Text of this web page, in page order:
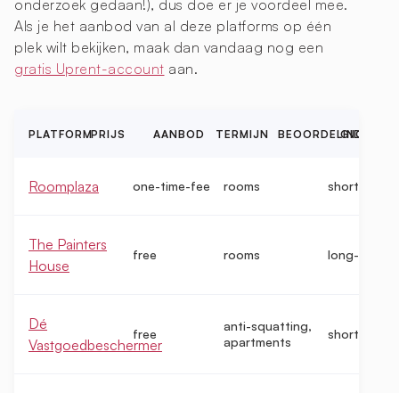
onderzoek gedaan!), dus doe er je voordeel mee.
Als je het aanbod van al deze platforms op één
plek wilt bekijken, maak dan vandaag nog een
gratis Uprent-account aan.
PLATFORMPRIJS AANBOD TERMIJN BEOORDELINGEN
GIDS
Roomplaza one-time-fee rooms short-term
The Painters
House
free rooms long-term
Dé
Vastgoedbeschermer
free
anti-squatting,
apartments
short-term